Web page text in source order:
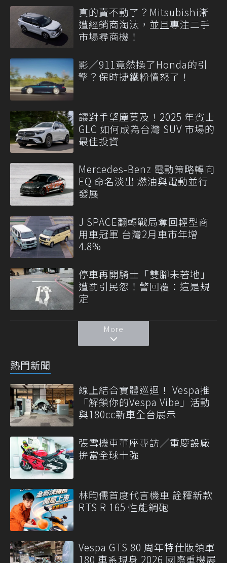
真的賣不動了？Mitsubishi漸
遭經銷商淘汰，並且專注二手
市場尋商機！
影／911竟然換了Honda的引
擎？保時捷鐵粉憤怒了！
讓對手望塵莫及！2025 年賓士
GLC 如何成為台灣 SUV 市場的
最佳投資
Mercedes-Benz 電動策略轉向
EQ 命名淡出 燃油與電動並行
發展
J SPACE翻轉戰局奪回輕型商
用車冠軍 台灣2月車市年增
4.8%
停車再開騎士「雙腳未著地」
遭罰引民怨！警回覆：這是規
定
More
熱門新聞
線上結合實體巡迴！ Vespa推
「解鎖你的Vespa Vibe」活動
與180cc新車全台展示
張雪機車董座專訪／重慶設廠
拚當全球十強
林昀儒首度代言機車 詮釋新款
RTS R 165 性能鋼砲
Vespa GTS 80 周年特仕版領軍
180 車系現身 2026 國際重機展